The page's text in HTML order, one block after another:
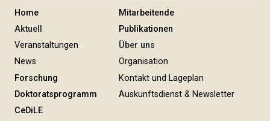
Home
Aktuell
Veranstaltungen
News
Forschung
Doktoratsprogramm
CeDiLE
Mitarbeitende
Publikationen
Über uns
Organisation
Kontakt und Lageplan
Auskunftsdienst & Newsletter